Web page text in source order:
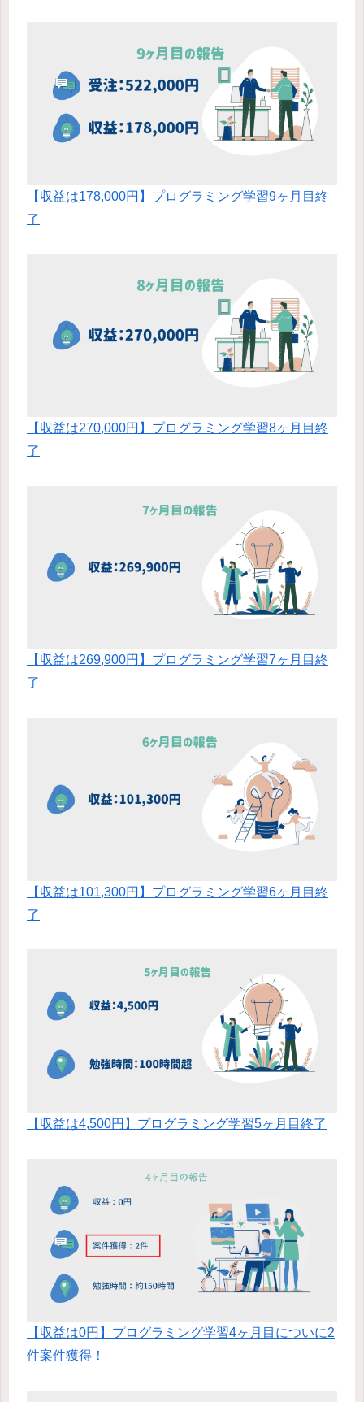
【収益は178,000円】プログラミング学習9ヶ月目終
了
【収益は270,000円】プログラミング学習8ヶ月目終
了
【収益は269,900円】プログラミング学習7ヶ月目終
了
【収益は101,300円】プログラミング学習6ヶ月目終
了
【収益は4,500円】プログラミング学習5ヶ月目終了
【収益は0円】プログラミング学習4ヶ月目についに2
件案件獲得！